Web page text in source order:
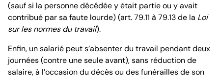
(sauf si la personne décédée y était partie ou y avait
contribué par sa faute lourde) (art. 79.11 à 79.13 de la Loi
sur les normes du travail).
Enfin, un salarié peut s’absenter du travail pendant deux
journées (contre une seule avant), sans réduction de
salaire, à l’occasion du décès ou des funérailles de son